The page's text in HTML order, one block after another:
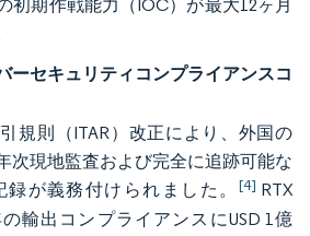
初期作戦能力（IOC）が最大12ヶ月
ーセキュリティコンプライアンスコ
規則（ITAR）改正により、外国の
次現地監査および完全に追跡可能な
が義務付けられました。 [4] RTX
輸出コンプライアンスにUSD 1億